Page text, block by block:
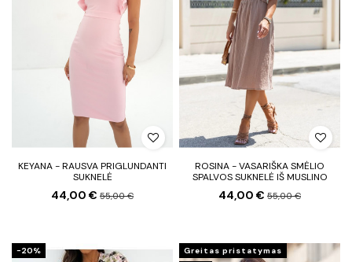
KEYANA - RAUSVA PRIGLUNDANTI
SUKNELĖ
44,00 € 55,00 €
ROSINA - VASARIŠKA SMĖLIO
SPALVOS SUKNELĖ IŠ MUSLINO
44,00 € 55,00 €
−20%
Greitas pristatymas